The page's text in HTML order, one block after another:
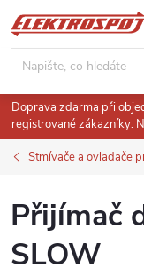
Přejít
na
obsah
Doprava zdarma při
registrované zákazníky.
Stmívače a ovladače
Přijímač
SLOW